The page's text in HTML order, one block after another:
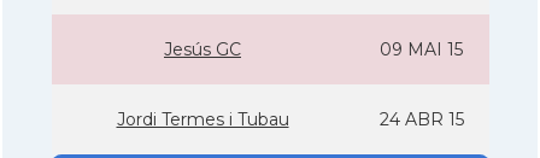
Jesús GC 09 MAI 15
Jordi Termes i Tubau 24 ABR 15